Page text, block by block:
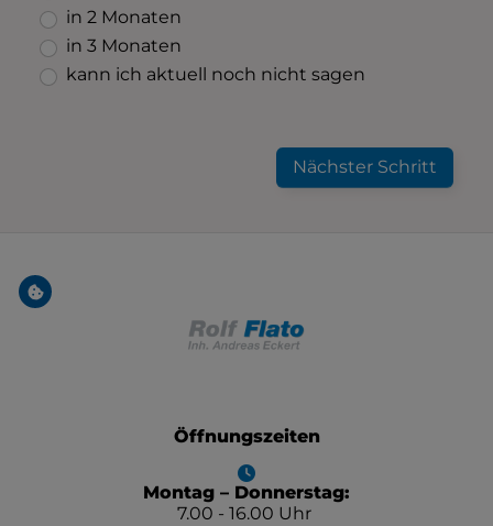
in 2 Monaten
in 3 Monaten
kann ich aktuell noch nicht sagen
Nächster Schritt
Footer - Kontaktdaten und Öffnungszeiten
Öffnungszeiten
Montag – Donnerstag:
7.00 - 16.00 Uhr